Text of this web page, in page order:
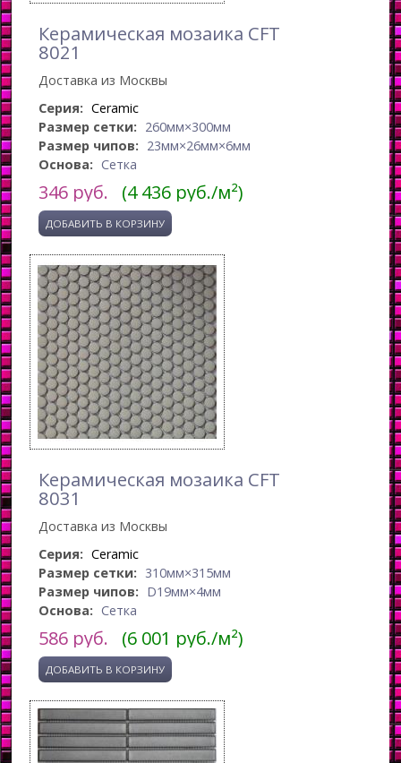
Керамическая мозаика CFT
8021
Доставка из Москвы
Серия: Ceramic
Размер сетки: 260мм×300мм
Размер чипов: 23мм×26мм×6мм
Основа: Сетка
346 руб. (4 436 руб./м²)
Керамическая мозаика CFT
8031
Доставка из Москвы
Серия: Ceramic
Размер сетки: 310мм×315мм
Размер чипов: D19мм×4мм
Основа: Сетка
586 руб. (6 001 руб./м²)